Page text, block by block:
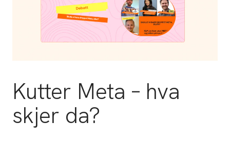
Kutter Meta – hva
skjer da?